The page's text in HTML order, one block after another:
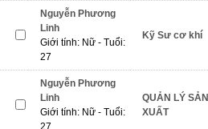
Nguyễn Phương
Linh
Giới tính: Nữ - Tuổi:
27
Kỹ Sư cơ khí
Nguyễn Phương
Linh
Giới tính: Nữ - Tuổi:
27
QUẢN LÝ SẢN
XUẤT